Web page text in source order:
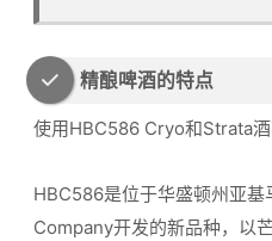
精酿啤酒的特点
使用HBC586 Cryo和Strata酒
HBC586是位于华盛顿州亚
Company开发的新品种，以